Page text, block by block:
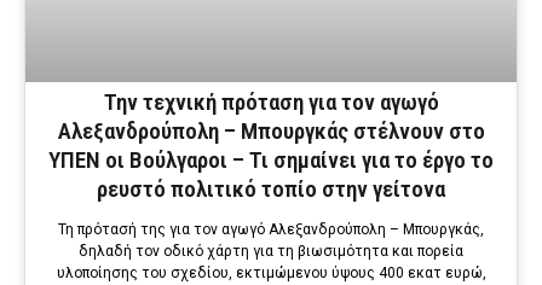
Την τεχνική πρόταση για τον αγωγό
Αλεξανδρούπολη – Μπουργκάς στέλνουν στο
ΥΠΕΝ οι Βούλγαροι – Τι σημαίνει για το έργο το
ρευστό πολιτικό τοπίο στην γείτονα
Τη πρότασή της για τον αγωγό Αλεξανδρούπολη – Μπουργκάς,
δηλαδή τον οδικό χάρτη για τη βιωσιμότητα και πορεία
υλοποίησης του σχεδίου, εκτιμώμενου ύψους 400 εκατ ευρώ,